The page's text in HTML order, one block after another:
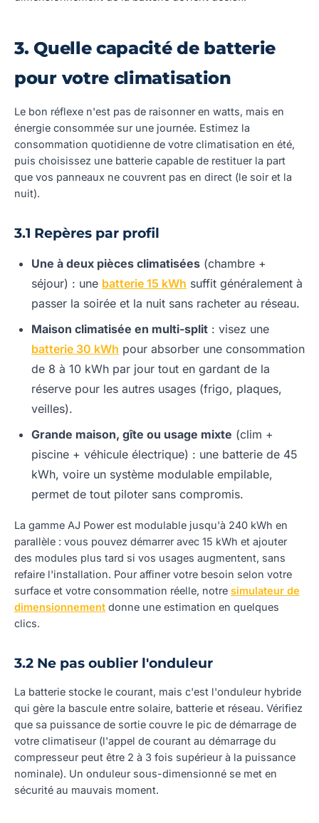
3. Quelle capacité de batterie
pour votre climatisation
Le bon réflexe n'est pas de raisonner en watts, mais en
énergie consommée sur une journée. Estimez la
consommation quotidienne de votre climatisation en été,
puis choisissez une batterie capable de restituer la part
que vos panneaux ne couvrent pas en direct (le soir et la
nuit).
3.1 Repères par profil
Une à deux pièces climatisées (chambre +
séjour) : une batterie 15 kWh suffit généralement à
passer la soirée et la nuit sans racheter au réseau.
Maison climatisée en multi-split : visez une
batterie 30 kWh pour absorber une consommation
de 8 à 10 kWh par jour tout en gardant de la
réserve pour les autres usages (frigo, plaques,
veilles).
Grande maison, gîte ou usage mixte (clim +
piscine + véhicule électrique) : une batterie de 45
kWh, voire un système modulable empilable,
permet de tout piloter sans compromis.
La gamme AJ Power est modulable jusqu'à 240 kWh en
parallèle : vous pouvez démarrer avec 15 kWh et ajouter
des modules plus tard si vos usages augmentent, sans
refaire l'installation. Pour affiner votre besoin selon votre
surface et votre consommation réelle, notre simulateur de
dimensionnement donne une estimation en quelques
clics.
3.2 Ne pas oublier l'onduleur
La batterie stocke le courant, mais c'est l'onduleur hybride
qui gère la bascule entre solaire, batterie et réseau. Vérifiez
que sa puissance de sortie couvre le pic de démarrage de
votre climatiseur (l'appel de courant au démarrage du
compresseur peut être 2 à 3 fois supérieur à la puissance
nominale). Un onduleur sous-dimensionné se met en
sécurité au mauvais moment.